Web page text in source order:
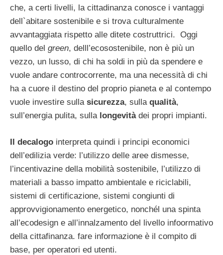
che, a certi livelli, la cittadinanza conosce i vantaggi
dell`abitare sostenibile e si trova culturalmente
avvantaggiata rispetto alle ditete costruttrici. Oggi
quello del green, delll’ecosostenibile, non è più un
vezzo, un lusso, di chi ha soldi in più da spendere e
vuole andare controcorrente, ma una necessità di chi
ha a cuore il destino del proprio pianeta e al contempo
vuole investire sulla sicurezza, sulla qualità,
sull’energia pulita, sulla longevitàdei propri impianti.
Il decalogo interpreta quindi i principi economici
dell’edilizia verde: l’utilizzo delle aree dismesse,
l’incentivazine della mobilità sostenibile, l’utilizzo di
materiali a basso impatto ambientale e riciclabili,
sistemi di certificazione, sistemi congiunti di
approvvigionamento energetico, nonchél una spinta
all’ecodesign e all’innalzamento del livello infoormativo
della cittafinanza. fare informazione è il compito di
base, per operatori ed utenti.